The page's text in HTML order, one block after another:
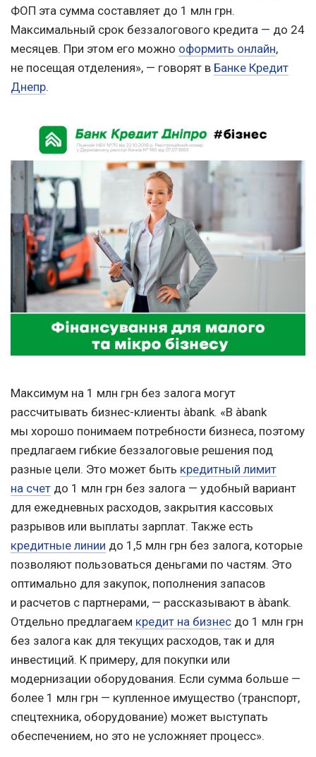
ФОП эта сумма составляет до 1 млн грн.
Максимальный срок беззалогового кредита — до 24
месяцев. При этом его можно оформить онлайн,
не посещая отделения», — говорят в Банке Кредит
Днепр.
Максимум на 1 млн грн без залога могут
рассчитывать бизнес-клиенты àbank. «В àbank
мы хорошо понимаем потребности бизнеса, поэтому
предлагаем гибкие беззалоговые решения под
разные цели. Это может быть кредитный лимит
на счет до 1 млн грн без залога — удобный вариант
для ежедневных расходов, закрытия кассовых
разрывов или выплаты зарплат. Также есть
кредитные линии до 1,5 млн грн без залога, которые
позволяют пользоваться деньгами по частям. Это
оптимально для закупок, пополнения запасов
и расчетов с партнерами, — рассказывают в àbank.
Отдельно предлагаем кредит на бизнес до 1 млн грн
без залога как для текущих расходов, так и для
инвестиций. К примеру, для покупки или
модернизации оборудования. Если сумма больше —
более 1 млн грн — купленное имущество (транспорт,
спецтехника, оборудование) может выступать
обеспечением, но это не усложняет процесс».